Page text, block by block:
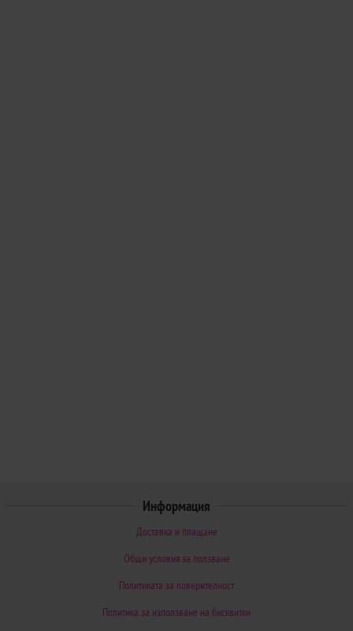
Информация
Доставка и плащане
Общи условия за ползване
Политиката за поверителност
Политика за използване на бисквитки